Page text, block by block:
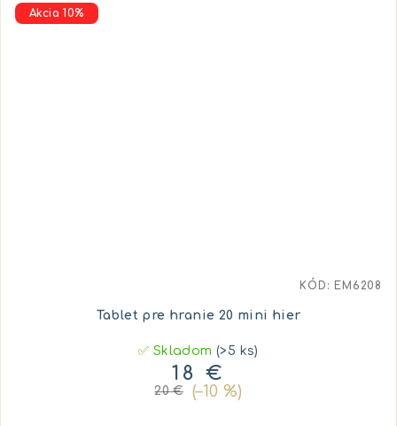
Akcia 10%
Tablet pre hranie 20 mini hier
✅ Skladom(>5 ks)
18 €
20 € (–10 %)
KÓD: EM6208